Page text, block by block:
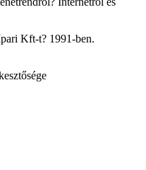
Kft-t? 1991-ben.